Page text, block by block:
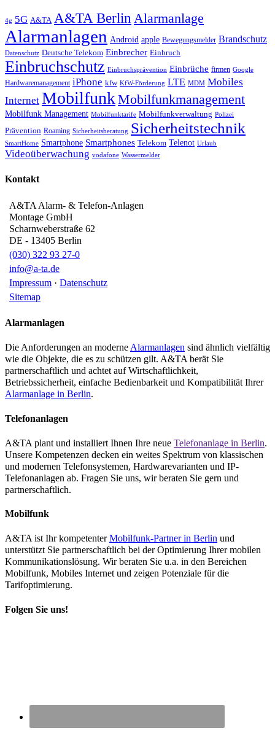
4g 5G A&TA A&TA Berlin Alarmanlage
Alarmanlagen Android apple Bewegungsmelder Brandschutz
Datenschutz Deutsche Telekom Einbrecher Einbruch
Einbruchschutz Einbruchsprävention Einbrüche firmen Google
Hardwaremanagement iPhone kfw KfW-Förderung LTE MDM Mobiles
Internet MobilfunkMobilfunkmanagement
Mobilfunk Management Mobilfunktarife Mobilfunkverwaltung Polizei
Prävention Roaming Sicherheitsberatung Sicherheitstechnik
SmartHome Smartphone Smartphones Telekom Telenot Urlaub
Videoüberwachung vodafone Wassermelder
Kontakt
A&TA Alarm- & Telefon-Anlagen
Montage GmbH
Scharnweberstraße 62
DE - 13405 Berlin
(030) 322 93 27-0
info@a-ta.de
Impressum · Datenschutz
Sitemap
Alarmanlagen
Die Anforderungen an moderne Alarmanlagen sind ähnlich vielfältig
wie die Objekte, die es zu schützen gilt. A&TA berät Sie
partnerschaftlich und achtet auf Wirtschaftlichkeit,
Betriebssicherheit, einfache Bedienbarkeit und Kompatibilität Ihrer
Alarmanlage in Berlin.
Telefonanlagen
A&TA plant und installiert Ihnen Ihre neue Telefonanlage in Berlin.
Unsere Kompetenzen decken ein weites Spektrum von klassischen
und modernen Telefonsystemen, Hardwarevarianten und IP-
Telefonanlagen ab. Fragen Sie uns, wir beraten Sie gern und
partnerschaftlich.
Mobilfunk
A&TA ist Ihr kompetenterMobilfunk-Partner in Berlin und
unterstützt Sie partnerschaftlich bei der Optimierung Ihrer mobilen
Kommunikationslösung. Wir beraten Sie u.a. in den Bereichen
Mobilfunk, Mobiles Internet und zeigen Potenziale für die
Tarifoptimierung.
Folgen Sie uns!